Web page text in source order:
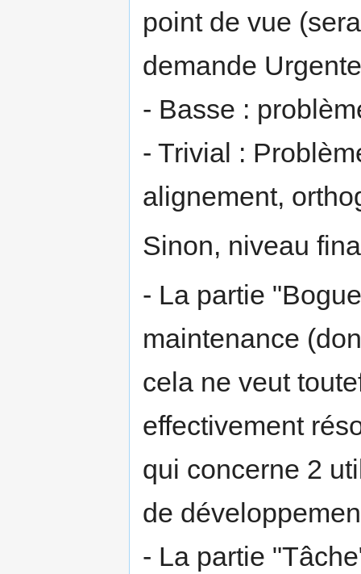
point de vue
demande
- Basse :
- Trivial :
alignement,
Sinon, niveau
- La partie
maintenance
cela ne veut
effectivement
qui concerne 2
de
- La partie